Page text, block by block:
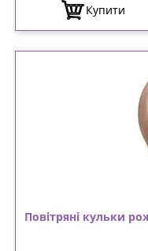
Купити
Повітряні кульки